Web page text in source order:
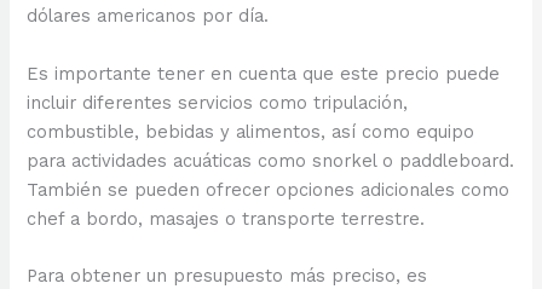
dólares americanos por día.
Es importante tener en cuenta que este precio puede
incluir diferentes servicios como tripulación,
combustible, bebidas y alimentos, así como equipo
para actividades acuáticas como snorkel o paddleboard.
También se pueden ofrecer opciones adicionales como
chef a bordo, masajes o transporte terrestre.
Para obtener un presupuesto más preciso, es